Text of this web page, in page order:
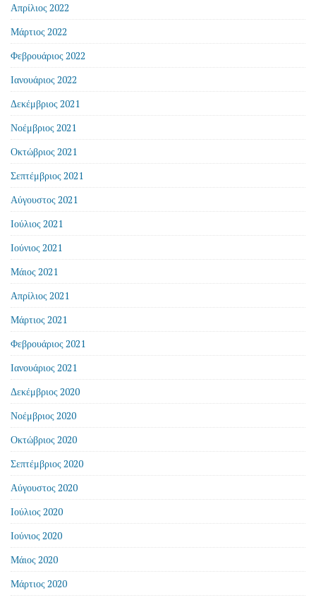
Απρίλιος 2022
Μάρτιος 2022
Φεβρουάριος 2022
Ιανουάριος 2022
Δεκέμβριος 2021
Νοέμβριος 2021
Οκτώβριος 2021
Σεπτέμβριος 2021
Αύγουστος 2021
Ιούλιος 2021
Ιούνιος 2021
Μάιος 2021
Απρίλιος 2021
Μάρτιος 2021
Φεβρουάριος 2021
Ιανουάριος 2021
Δεκέμβριος 2020
Νοέμβριος 2020
Οκτώβριος 2020
Σεπτέμβριος 2020
Αύγουστος 2020
Ιούλιος 2020
Ιούνιος 2020
Μάιος 2020
Μάρτιος 2020